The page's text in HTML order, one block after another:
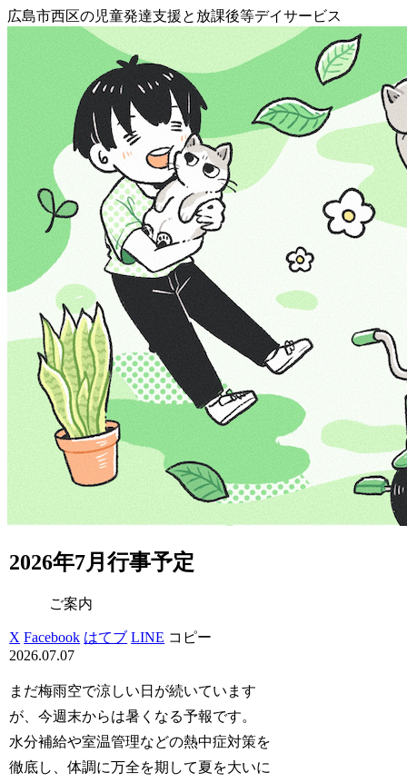
広島市西区の児童発達支援と放課後等デイサービス
2026年7月行事予定
ご案内
X Facebook はてブ LINE コピー
2026.07.07
まだ梅雨空で涼しい日が続いています
が、今週末からは暑くなる予報です。
水分補給や室温管理などの熱中症対策を
徹底し、体調に万全を期して夏を大いに